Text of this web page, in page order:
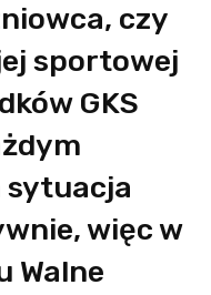
czy
sportowej
GKS
sytuacja
więc w
Walne